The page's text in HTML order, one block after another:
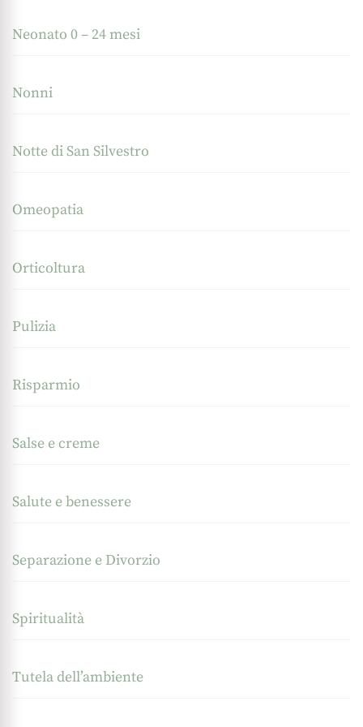
Neonato 0 – 24 mesi
Nonni
Notte di San Silvestro
Omeopatia
Orticoltura
Pulizia
Risparmio
Salse e creme
Salute e benessere
Separazione e Divorzio
Spiritualità
Tutela dell’ambiente